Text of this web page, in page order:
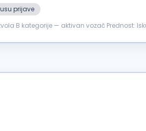
prijave
...se, ne